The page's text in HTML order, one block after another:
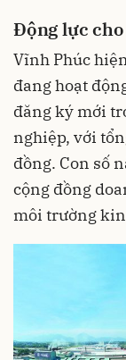
Động lực
Vĩnh Phúc
đang hoạt
đăng ký mới
nghiệp, với
đồng. Con số
cộng đồng
môi trường